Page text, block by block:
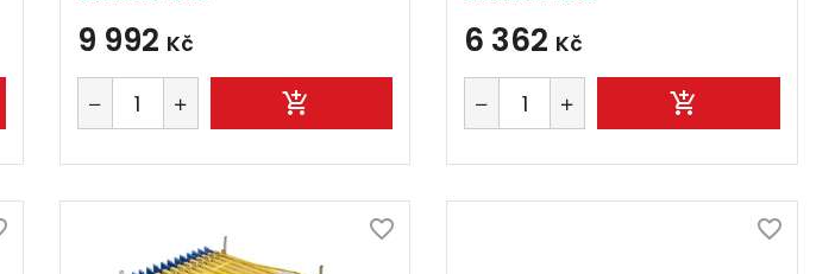
9 992 Kč 6 362 Kč